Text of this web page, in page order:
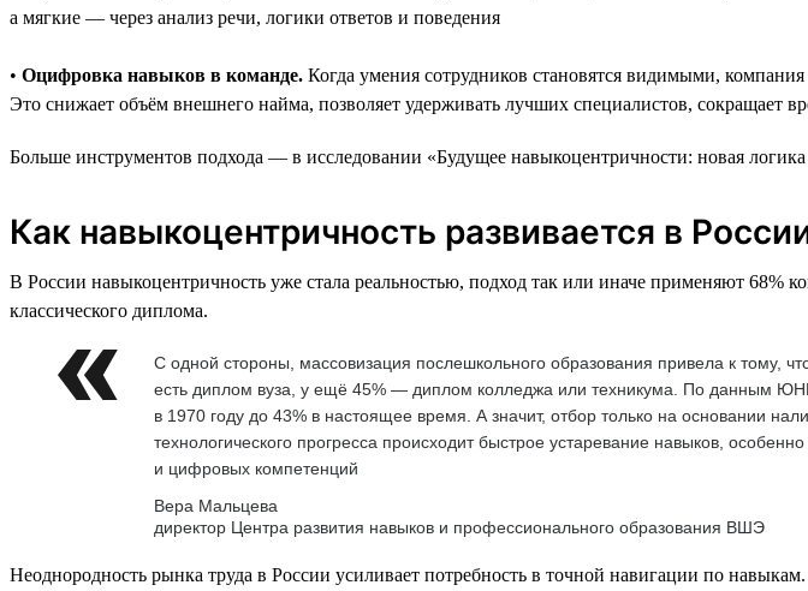
а мягкие — через анализ речи, логики ответов и поведения
• Оцифровка навыков в команде. Когда умения сотрудников становятся видимыми,
Это снижает объём внешнего найма, позволяет удерживать лучших специалистов, сокращает
Больше инструментов подхода — в исследовании «Будущее навыкоцентричности: новая
Как навыкоцентричность развивается в
В России навыкоцентричность уже стала реальностью, подход так или иначе применяют
классического диплома.
С одной стороны, массовизация послешкольного образования привела к тому,
есть диплом вуза, у ещё 45% — диплом колледжа или техникума. По данным
в 1970 году до 43% в настоящее время. А значит, отбор только на основании
технологического прогресса происходит быстрое устаревание навыков,
и цифровых компетенций
Вера Мальцева
директор Центра развития навыков и профессионального образования ВШЭ
Неоднородность рынка труда в России усиливает потребность в точной навигации по